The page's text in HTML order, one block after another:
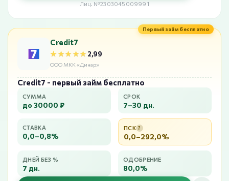
Лиц. №2303045009991
Первый займ бесплатно
Credit7
★★★★★
★★★★★2,99
ООО МКК «Динар»
Credit7 - первый займ бесплатно
СУММА
до 30000 ₽
СРОК
7–30 дн.
СТАВКА
0,0–0,8%
ПСК ?
0,0–292,0%
ДНЕЙ БЕЗ %
7 дн.
ОДОБРЕНИЕ
80,0%